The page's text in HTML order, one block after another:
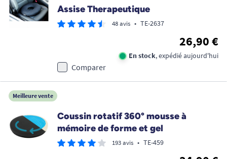
Assise Therapeutique
48 avis • TE-2637
26,90 €
En stock, expédié aujourd'hui
Comparer
Meilleure vente
Coussin rotatif 360° mousse à
mémoire de forme et gel
193 avis • TE-459